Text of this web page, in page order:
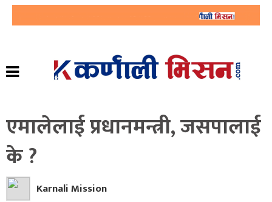
एमालेलाई प्रधानमन्त्री, जसपालाई
के ?
Karnali Mission